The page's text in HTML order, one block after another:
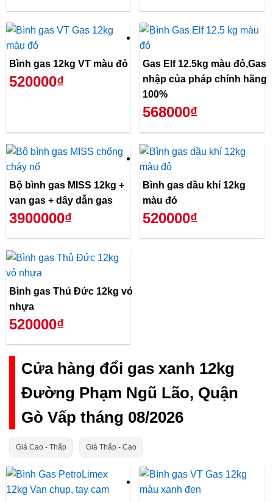
Bình gas 12kg VT màu đỏ
520000₫
Gas Elf 12.5kg màu đỏ,Gas
nhập của pháp chính hãng
100%
568000₫
Bộ bình gas MISS 12kg +
van gas + dây dẫn gas
3900000₫
Bình gas dầu khí 12kg
màu đỏ
520000₫
Bình gas Thủ Đức 12kg vỏ
nhựa
520000₫
Cửa hàng đổi gas xanh 12kg
Đường Phạm Ngũ Lão, Quận
Gò Vấp tháng 08/2026
Giá Cao - Thấp Giá Thấp - Cao